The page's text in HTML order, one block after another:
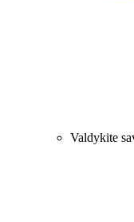
Valdykite